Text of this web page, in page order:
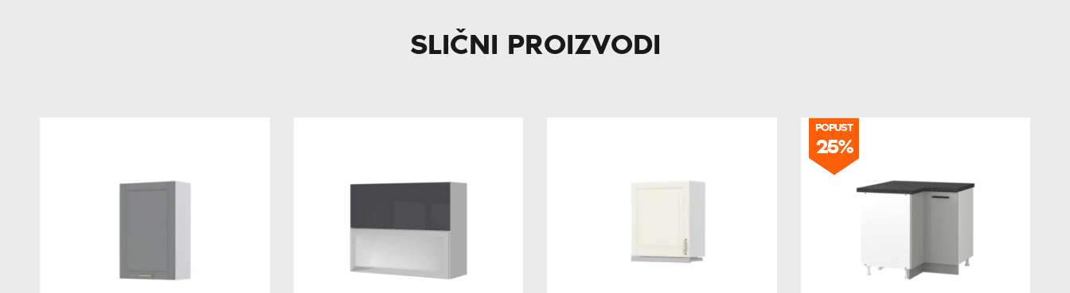
SLIČNI PROIZVODI
POPUST
25%